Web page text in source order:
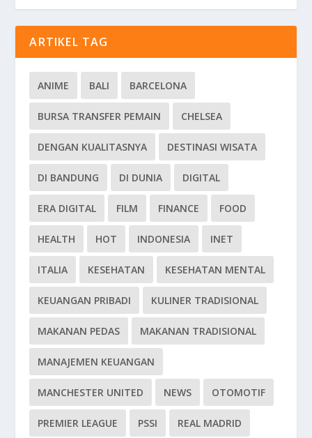
ARTIKEL TAG
ANIME BALI BARCELONA
BURSA TRANSFER PEMAIN CHELSEA
DENGAN KUALITASNYA DESTINASI WISATA
DI BANDUNG DI DUNIA DIGITAL
ERA DIGITAL FILM FINANCE FOOD
HEALTH HOT INDONESIA INET
ITALIA KESEHATAN KESEHATAN MENTAL
KEUANGAN PRIBADI KULINER TRADISIONAL
MAKANAN PEDAS MAKANAN TRADISIONAL
MANAJEMEN KEUANGAN
MANCHESTER UNITED NEWS OTOMOTIF
PREMIER LEAGUE PSSI REAL MADRID